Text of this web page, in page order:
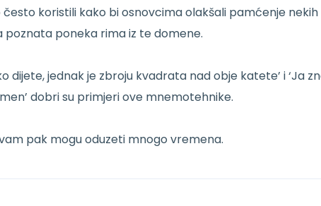
koristili kako bi osnovcima olakšali pamćenje nekih
poneka rima iz te domene.
dijete, jednak je zbroju kvadrata nad obje katete’ i ‘Ja
dobri su primjeri ove mnemotehnike.
pak mogu oduzeti mnogo vremena.